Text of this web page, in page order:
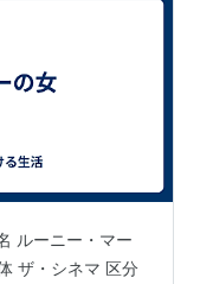
ルーニー・マー
ザ・シネマ 区分